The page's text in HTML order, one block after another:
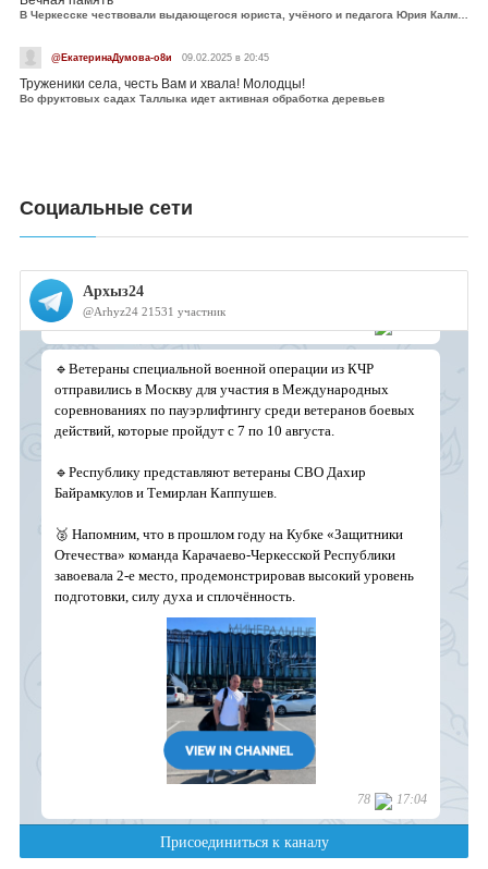
В Черкесске чествовали выдающегося юриста, учёного и педагога Юрия Калмыкова
@ЕкатеринаДумова-о8и 09.02.2025 в 20:45
Труженики села, честь Вам и хвала! Молодцы!
Во фруктовых садах Таллыка идет активная обработка деревьев
Социальные сети